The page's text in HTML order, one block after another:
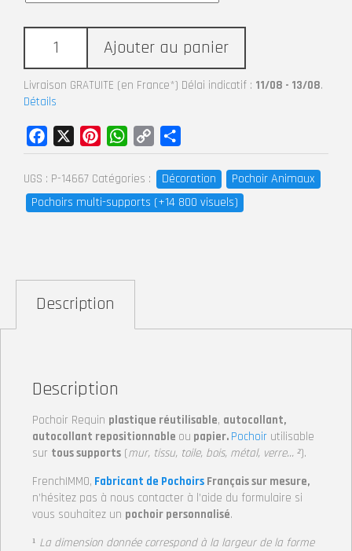
Ajouter au panier
Livraison GRATUITE (en France*) Délai indicatif : 11/08 - 13/08.
Détails
UGS : P-14667 Catégories : Décoration
Pochoir Animaux
Pochoirs multi-supports (+14 800 visuels)
Facebook PinterestWhatsApp
Copy
Link
Description
Description
Pochoir Requin plastique réutilisable, autocollant,
autocollant repositionnable ou papier. Pochoir utilisable
sur tous supports (mur, tissu, toile, bois, métal, verre… ²).
FrenchIMMO, Fabricant de Pochoirs Français sur mesure,
n’hésitez pas à nous contacter à l’aide du formulaire si
vous souhaitez un pochoir personnalisé.
¹ La dimension donnée correspond à la largeur de la forme